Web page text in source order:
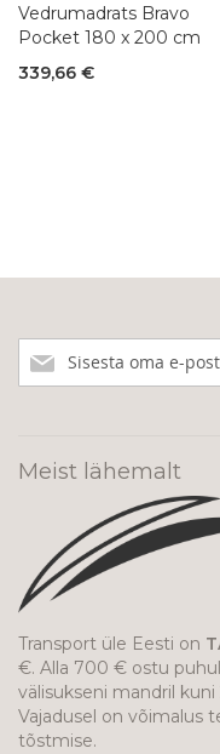
Vedrumadrats Bravo
Pocket 180 x 200 cm
339,66 €
meie
Meist lähemalt
Transport üle Eesti on
€. Alla 700 € ostu
välisukseni mandril
Vajadusel on võimalus
tõstmise.